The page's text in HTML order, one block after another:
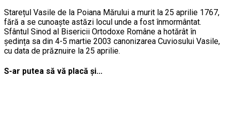
Starețul Vasile de la Poiana Mărului a murit la 25 aprilie 1767,
fără a se cunoaște astăzi locul unde a fost înmormântat.
Sfântul Sinod al Bisericii Ortodoxe Române a hotărât în
ședința sa din 4-5 martie 2003 canonizarea Cuviosului Vasile,
cu data de prăznuire la 25 aprilie.
S-ar putea să vă placă și...